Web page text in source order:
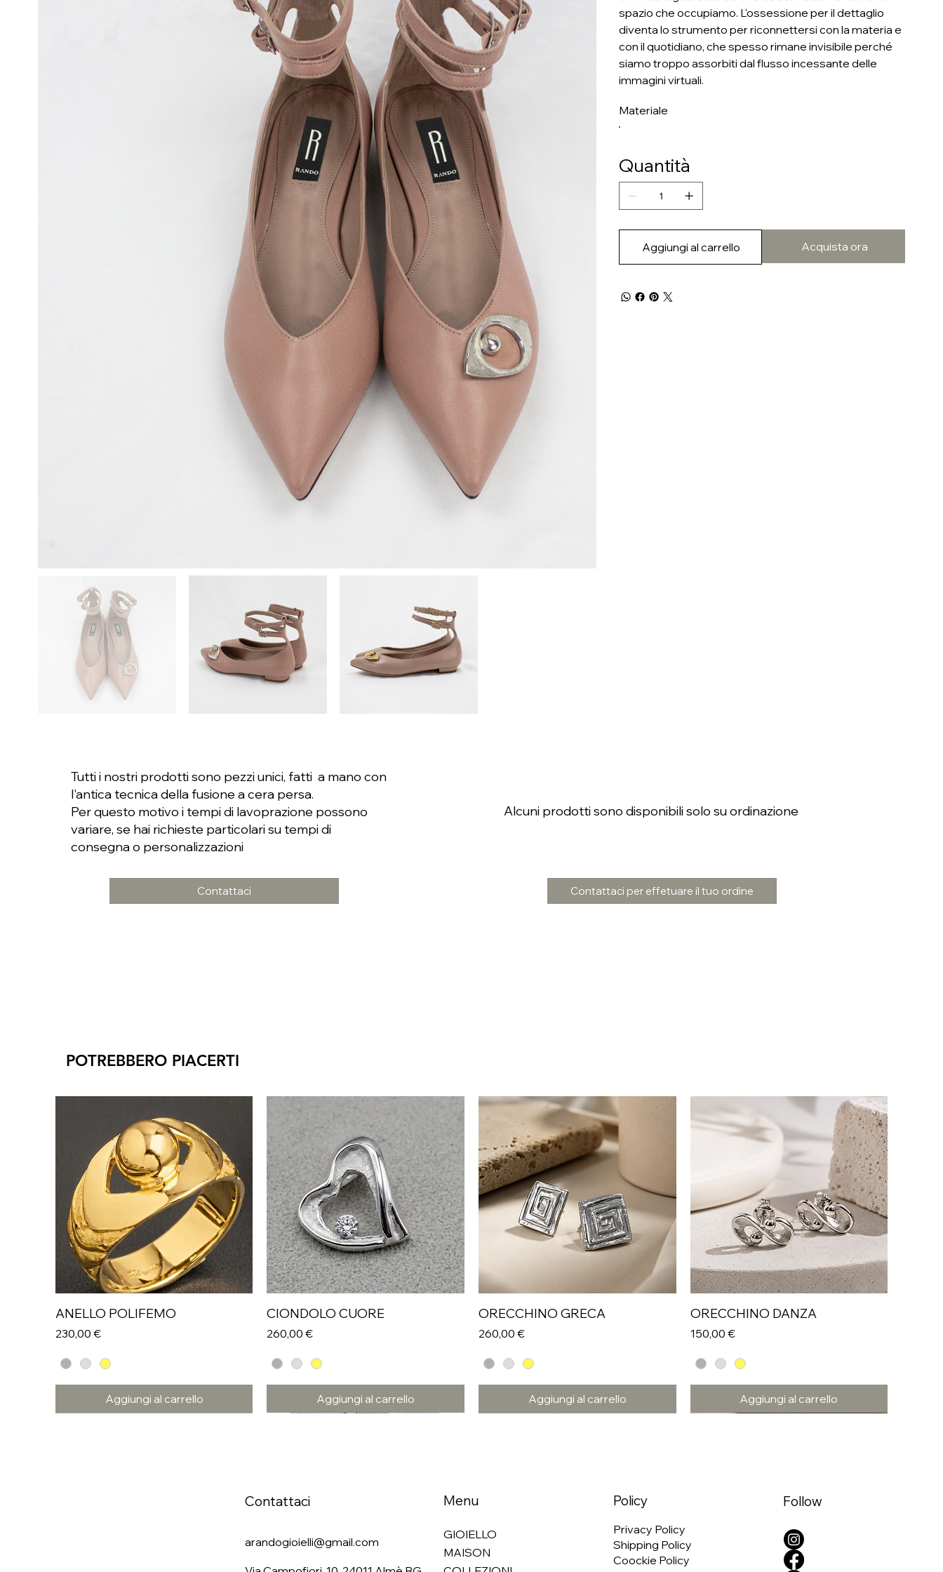
spazio che occupiamo. L'ossessione per il dettaglio
diventa lo strumento per riconnettersi con la materia e
con il quotidiano, che spesso rimane invisibile perché
siamo troppo assorbiti dal flusso incessante delle
immagini virtuali.
Materiale
Quantità
Aggiungi al carrello Acquista ora
POTREBBERO PIACERTI
ANELLO POLIFEMO
Prezzo
230,00 €
Aggiungi al carrello
CIONDOLO CUORE
Prezzo
260,00 €
Aggiungi al carrello
ORECCHINO GRECA
Prezzo
260,00 €
Aggiungi al carrello
ORECCHINO DANZA
Prezzo
150,00 €
Aggiungi al carrello
Tutti i nostri prodotti sono pezzi unici, fatti a mano con
l'antica tecnica della fusione a cera persa.
Per questo motivo i tempi di lavoprazione possono
variare, se hai richieste particolari su tempi di
consegna o personalizzazioni
Contattaci
Alcuni prodotti sono disponibili solo su ordinazione
Contattaci per effetuare il tuo ordine
Contattaci
arandogioielli@gmail.com
Menu
GIOIELLO
MAISON
Policy
Privacy Policy
Shipping Policy
Coockie Policy
Follow